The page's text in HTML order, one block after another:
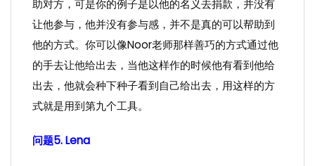
助对方，可是你的例子是以他的名义去捐款，并没有
让他参与，他并没有参与感，并不是真的可以帮助到
他的方式。你可以像Noor老师那样善巧的方式通过他
的手去让他给出去，当他这样作的时候他有看到他给
出去，他就会种下种子看到自己给出去，用这样的方
式就是用到第九个工具。
问题5. Lena